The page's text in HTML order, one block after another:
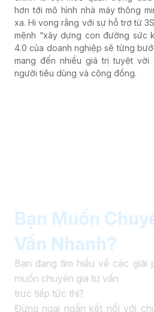
hơn tới mô hình nhà máy thông
xa. Hi vọng rằng với sự hỗ trợ từ 3S
mệnh “xây dựng con đường sức
4.0 của doanh nghiệp sẽ từng
mang đến nhiều giá trị tuyệt
người tiêu dùng và cộng đồng.
Bạn Muốn
Vấn Nhanh?
Bạn đang tìm hiểu về các giải
muốn chuyên gia tư vấn
trực tiếp tức thì?
Đừng ngại ngần kết nối với